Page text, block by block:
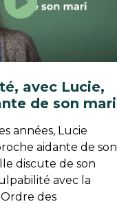
avec Lucie,
de son mari
années, Lucie
aidante de son
discute de son
avec la
des